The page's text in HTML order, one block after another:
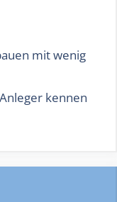
mit wenig
kennen